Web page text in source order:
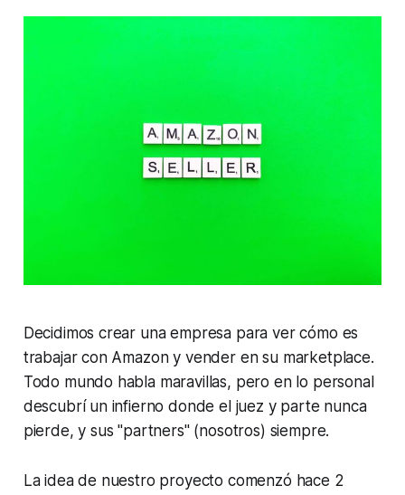
Decidimos crear una empresa para ver cómo es
trabajar con Amazon y vender en su marketplace.
Todo mundo habla maravillas, pero en lo personal
descubrí un infierno donde el juez y parte nunca
pierde, y sus "partners" (nosotros) siempre.
La idea de nuestro proyecto comenzó hace 2